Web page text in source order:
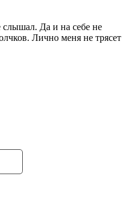
слышал. Да и на себе не
Лично меня не трясет